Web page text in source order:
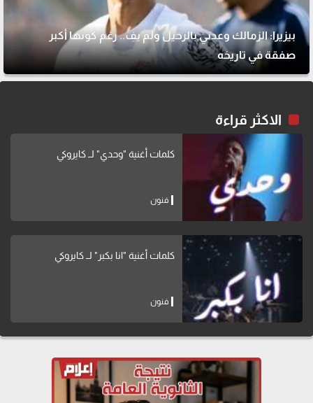
بيزيرا: الزمالك وعدني بالرحيل ولم يفِ.. رغم كونها أكبر
صفقة في تاريخه
الاكثر قراءة
كلمات أغنية "وحدي" لــ كايروكي
فنون
كلمات أغنية "انا بكبر" لــ كايروكي
فنون